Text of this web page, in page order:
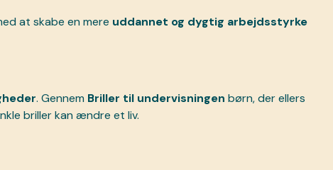
at skabe en mere uddannet og dygtig arbejdsstyrke
. Gennem Briller til undervisningen børn, der ellers
briller kan ændre et liv.